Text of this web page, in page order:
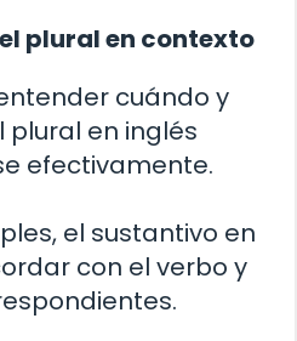
plural en contexto
cuándo y
en inglés
efectivamente.
el sustantivo en
con el verbo y